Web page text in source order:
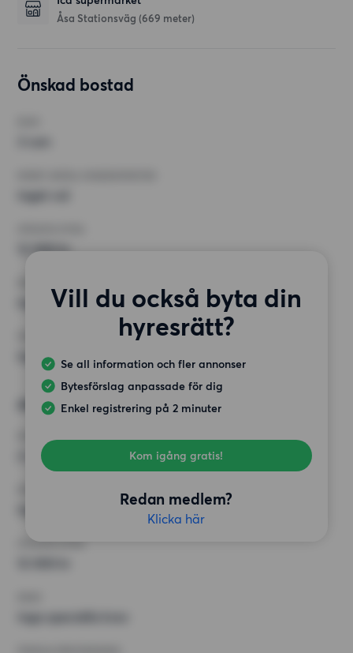
Åsa Stationsväg (669 meter)
Önskad bostad
Vill du också byta din
hyresrätt?
Se all information och fler annonser
Bytesförslag anpassade för dig
Enkel registrering på 2 minuter
Kom igång gratis!
Redan medlem?
Klicka här
12 000 kr
Inga speciella krav
ÖVRIGA PREFERENSER
Inga speciella preferenser
Alternativt önskemål
2 rum
MINST ANTAL KVADRATMETER
HÖGSTA HYRA